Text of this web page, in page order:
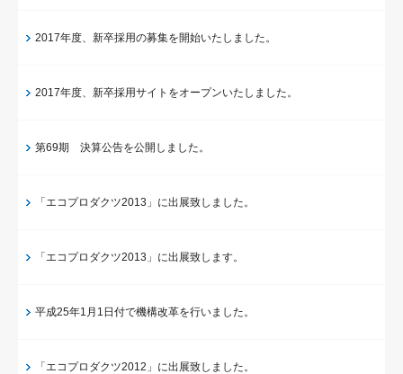
2017年度、新卒採用の募集を開始いたしました。
2017年度、新卒採用サイトをオープンいたしました。
第69期 決算公告を公開しました。
「エコプロダクツ2013」に出展致しました。
「エコプロダクツ2013」に出展致します。
平成25年1月1日付で機構改革を行いました。
「エコプロダクツ2012」に出展致しました。